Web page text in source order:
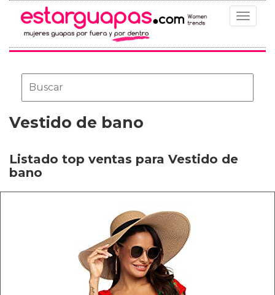
Toggle
Vestido de bano
Listado top ventas para Vestido de
bano